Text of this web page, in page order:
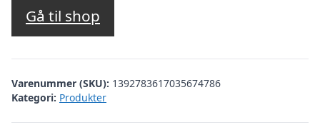
Gå til shop
Varenummer (SKU): 1392783617035674786
Kategori: Produkter